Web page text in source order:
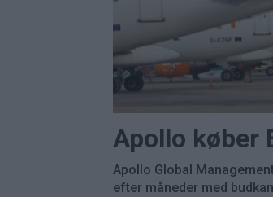
Apollo køber
Apollo Global
efter måneder med